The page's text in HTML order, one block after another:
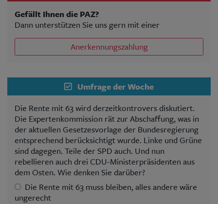
Gefällt Ihnen die PAZ?
Dann unterstützen Sie uns gern mit einer
Anerkennungszahlung
Umfrage der Woche
Die Rente mit 63 wird derzeitkontrovers diskutiert.
Die Expertenkommission rät zur Abschaffung, was in
der aktuellen Gesetzesvorlage der Bundesregierung
entsprechend berücksichtigt wurde. Linke und Grüne
sind dagegen. Teile der SPD auch. Und nun
rebellieren auch drei CDU-Ministerpräsidenten aus
dem Osten. Wie denken Sie darüber?
Die Rente mit 63 muss bleiben, alles andere wäre
ungerecht